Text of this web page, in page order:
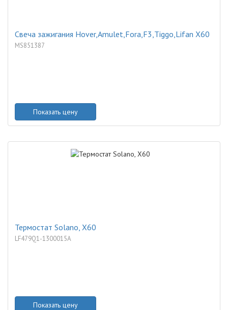
Свеча зажигания Hover,Amulet,Fora,F3,Tiggo,Lifan X60
MS851387
Показать цену
Термостат Solano, X60
LF479Q1-1300015A
Показать цену